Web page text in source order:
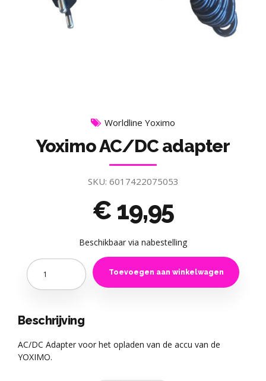
Worldline Yoximo
Yoximo AC/DC adapter
SKU: 6017422075053
€ 19,95
Beschikbaar via nabestelling
Quantity
Toevoegen aan winkelwagen
Beschrijving
AC/DC Adapter voor het opladen van de accu van de
YOXIMO.